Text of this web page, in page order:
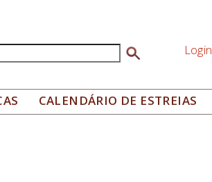
de busca Login
CALENDÁRIO DE ESTREIAS